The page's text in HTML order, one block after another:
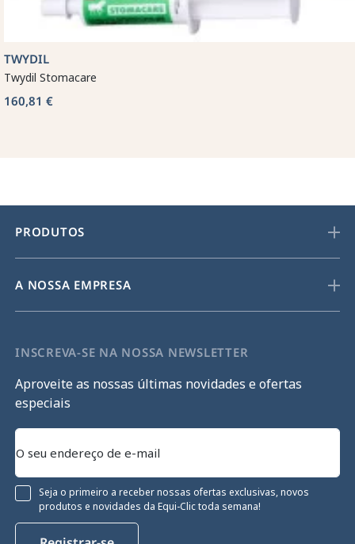
TWYDIL
Twydil Stomacare
160,81 €
PRODUTOS
A NOSSA EMPRESA
INSCREVA-SE NA NOSSA NEWSLETTER
Aproveite as nossas últimas novidades e ofertas
especiais
Seja o primeiro a receber nossas ofertas exclusivas, novos
produtos e novidades da Equi-Clic toda semana!